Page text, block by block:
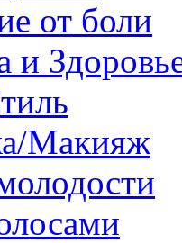
от боли
и
Макияж